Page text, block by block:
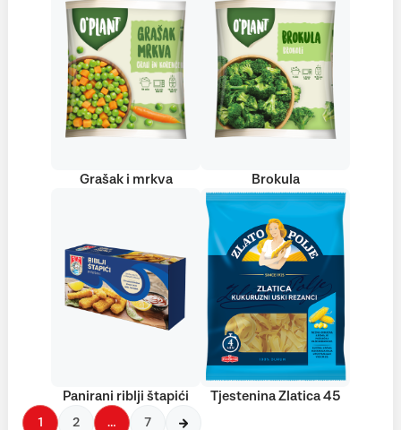
Grašak i mrkva Brokula
Panirani riblji štapići Tjestenina Zlatica 45
1 2 … 7